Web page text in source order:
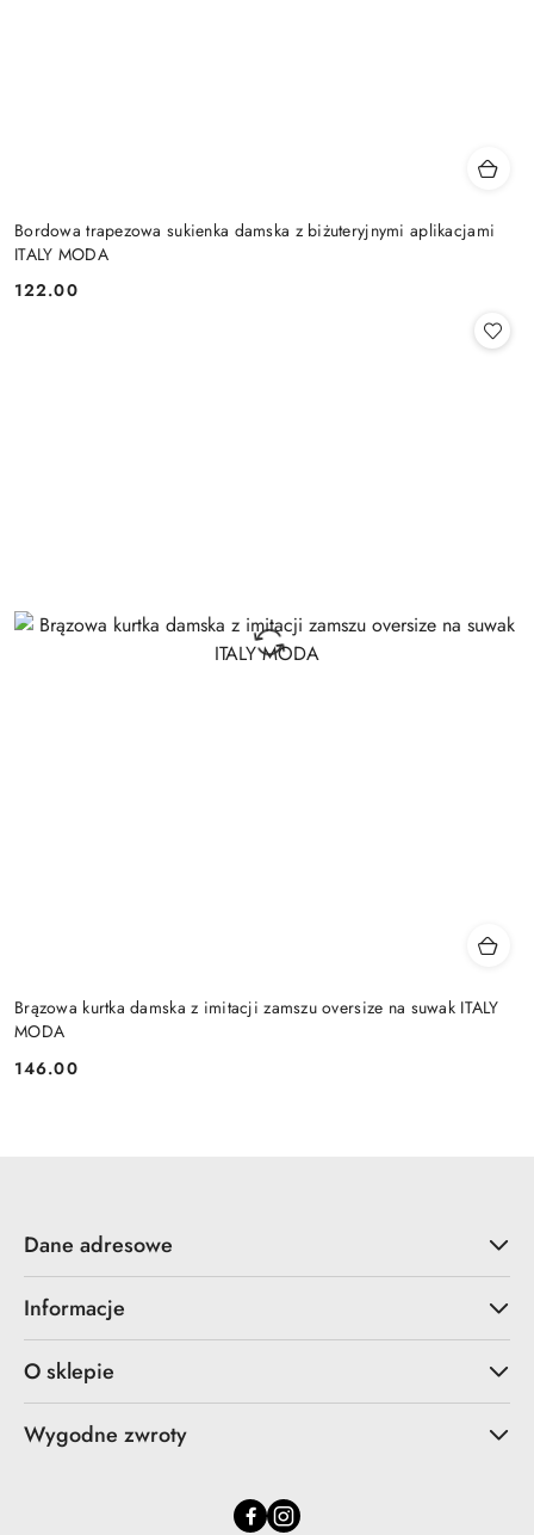
Bordowa trapezowa sukienka damska z biżuteryjnymi aplikacjami
ITALY MODA
Cena:
122.00
Brązowa kurtka damska z imitacji zamszu oversize na suwak ITALY
MODA
Cena:
146.00
Dane adresowe
Informacje
O sklepie
Wygodne zwroty